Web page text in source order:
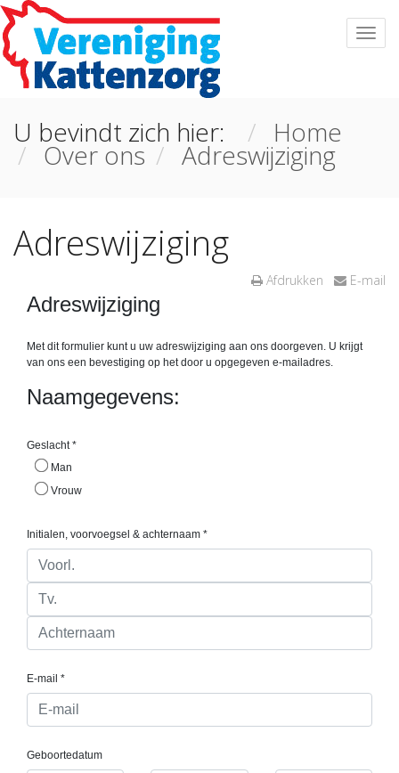
U bevindt zich hier: Home
Over ons Adreswijziging
Adreswijziging
Afdrukken E-mail